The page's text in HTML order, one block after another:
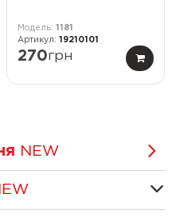
1181
19210101
270грн
NEW